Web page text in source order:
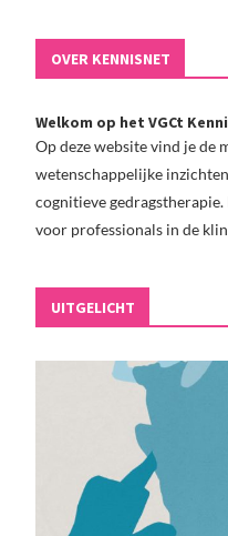
OVER KENNISNET
Welkom op het VGCt
Op deze website vind je de
wetenschappelijke
cognitieve
voor professionals in de
UITGELICHT